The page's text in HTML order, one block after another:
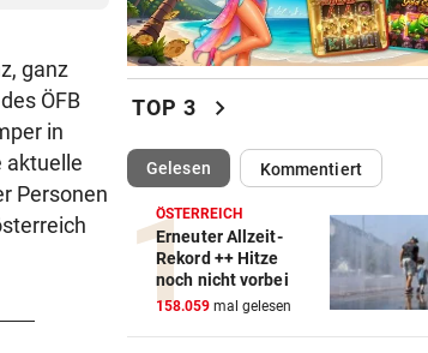
ganz
ÖFB
in
aktuelle
Personen
TOP 3 chevron_right
Gelesen(ausgewählt)Kommentiert
ÖSTERREICH
Erneuter Allzeit-
Rekord ++ Hitze
noch nicht vorbei
158.059 mal gelesen